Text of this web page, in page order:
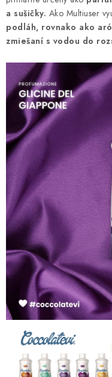
UPRATOVACIE SLUŽBY
ZAREGISTRUJTE SA
OBCHODNÉ
ZNAČKY
Obchodné podmienky
a sušičky. Ako Multiuser
podláh, rovnako ako
zmiešaní s vodou do